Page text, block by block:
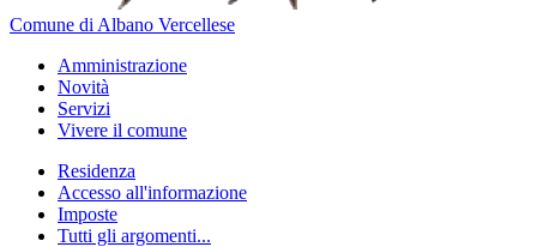
Comune di Albano Vercellese
Amministrazione
Novità
Servizi
Vivere il comune
Residenza
Accesso all'informazione
Imposte
Tutti gli argomenti...